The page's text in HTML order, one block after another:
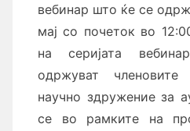
вебинар што ќе се
мај со почеток во
на серијата
одржуват
научно здружение за
се во рамките на